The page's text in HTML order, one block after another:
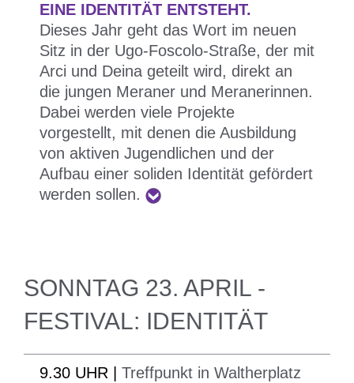
Stadtviertel Don Bosco wieder ins Gedächtnis
gerufen und belebt.
Die erste Vorschau des Festivals sieht eine
Theateraufführung der Genossenschaft Prometeo
vor.
Das Stück deckt einen wichtigen Teil der
Geschichte Bozens und des Stadtviertels Oberau
auf, wo es 1944 zum Massaker durch die SS kam.
Damit übersiedelt ein Teil des Festivals in ein
In Zusammenarbeit mitANPI.
EINE IDENTITÄT ENTSTEHT.
Dieses Jahr geht das Wort im neuen
Sitz in der Ugo-Foscolo-Straße, der mit
Arci und Deina geteilt wird, direkt an
die jungen Meraner und Meranerinnen.
Dabei werden viele Projekte
vorgestellt, mit denen die Ausbildung
von aktiven Jugendlichen und der
Aufbau einer soliden Identität gefördert
werden sollen.
Die zweite Vorschau findet traditionsgemäß in
Meran statt.
Ugo-Foscolo-Straße, der mit Arci und Deina
SONNTAG 23. APRIL -
FESTIVAL: IDENTITÄT
9.30 UHR | Treffpunkt in Waltherplatz